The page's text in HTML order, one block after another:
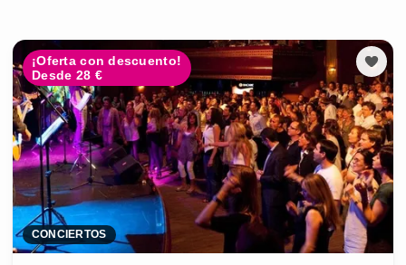
¡Oferta con descuento!
Desde 28 €
CONCIERTOS